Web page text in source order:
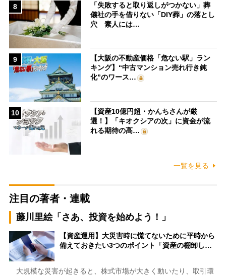
8
「失敗すると取り返しがつかない」葬
儀社の手を借りない「DIY葬」の落とし
穴 素人には…
9
【大阪の不動産価格「危ない駅」ラン
キング】“中古マンション売れ行き鈍
化”のワース…
10
【資産10億円超・かんちさんが厳
選！】「キオクシアの次」に資金が流
れる期待の高…
一覧を見る
注目の著者・連載
藤川里絵「さあ、投資を始めよう！」
【資産運用】大災害時に慌てないために平時から
備えておきたい3つのポイント「資産の棚卸し…
大規模な災害が起きると、株式市場が大きく動いたり、取引環